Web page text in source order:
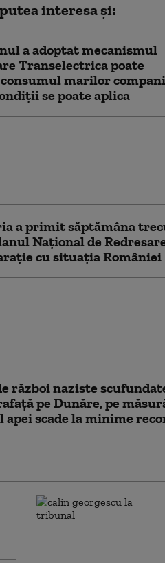
interesa și:
a adoptat mecanismul
Transelectrica poate
marilor
se poate aplica
a primit săptămâna
Naţional de
cu situația României
război naziste
pe Dunăre, pe
apei scade la minime